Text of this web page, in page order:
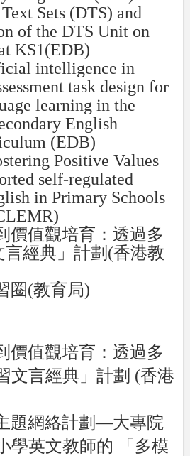
Sets (DTS) and
of the DTS Unit on
KS1(EDB)
intelligence in
task design for
learning in the
English
(EDB)
Positive Values
self-regulated
in Primary Schools
價值觀培育：透過多
經典」計劃 (香港教
圈(教育局)
價值觀培育：透過多
文言經典」計劃 (香港
題網絡計劃—大專院
學英文教師的 「多模